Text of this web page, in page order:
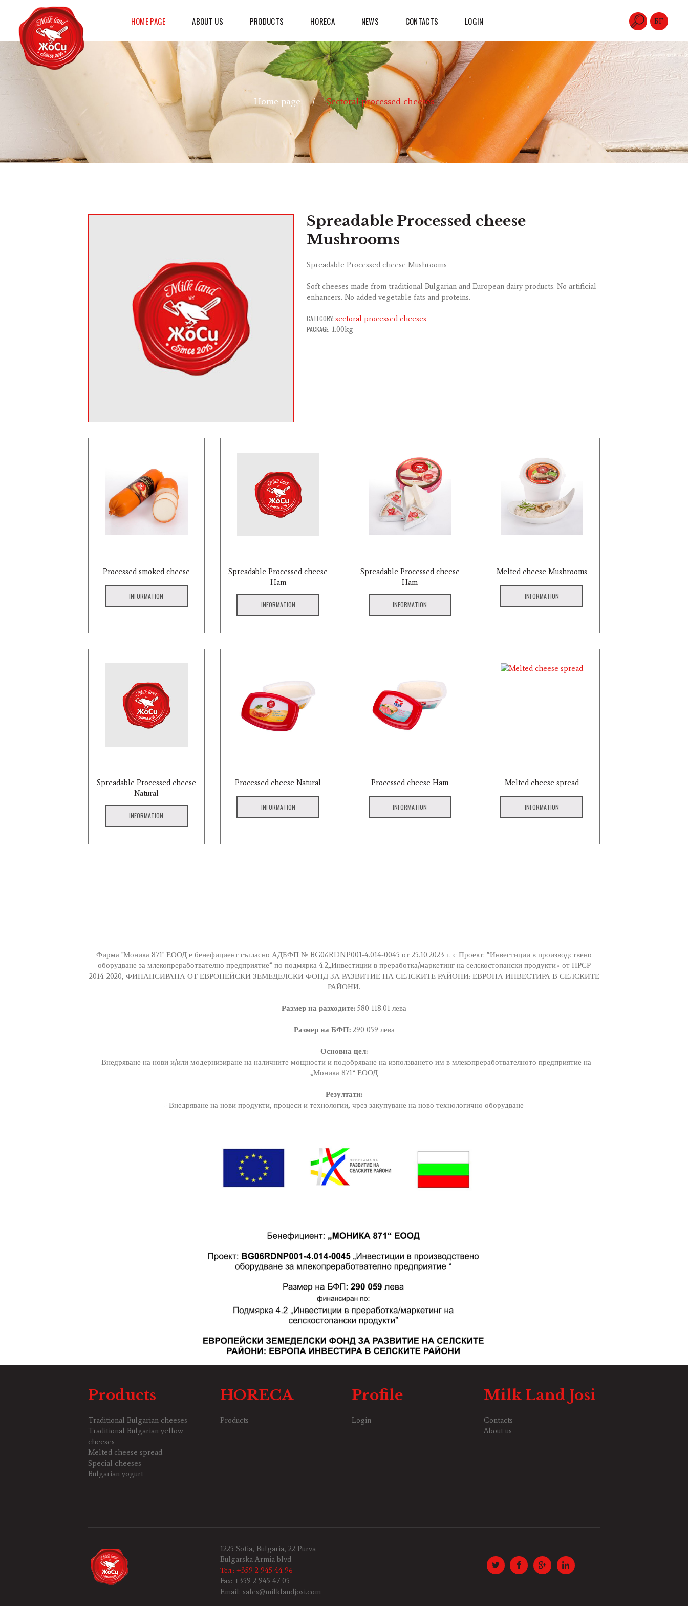
БГ
HOME PAGE ABOUT US PRODUCTS HORECA NEWS CONTACTS LOGIN
Home page Sectoral processed cheeses
Spreadable Processed cheese
Mushrooms
Spreadable Processed cheese Mushrooms
Soft cheeses made from traditional Bulgarian and European dairy products. No artificial
enhancers. No added vegetable fats and proteins.
CATEGORY: sectoral processed cheeses
PACKAGE: 1.00kg
Processed smoked cheese
INFORMATION
Spreadable Processed cheese
Ham
INFORMATION
Spreadable Processed cheese
Ham
INFORMATION
Melted cheese Mushrooms
INFORMATION
Spreadable Processed cheese
Natural
INFORMATION
Processed cheese Natural
INFORMATION
Processed cheese Ham
INFORMATION
Melted cheese spread
INFORMATION
Фирма "Моника 871" ЕООД е бенефициент съгласно АДБФП № BG06RDNP001-4.014-0045 от 25.10.2023 г. с Проект: “Инвестиции в производствено
оборудване за млекопреработвателно предприятие“ по подмярка 4.2„Инвестиции в преработка/маркетинг на селскостопански продукти» от ПРСР
2014-2020, ФИНАНСИРАНА ОТ ЕВРОПЕЙСКИ ЗЕМЕДЕЛСКИ ФОНД ЗА РАЗВИТИЕ НА СЕЛСКИТЕ РАЙОНИ: ЕВРОПА ИНВЕСТИРА В СЕЛСКИТЕ
РАЙОНИ.
Размер на разходите: 580 118.01 лева
Размер на БФП:290 059 лева
Основна цел:
- Внедряване на нови и/или модернизиране на наличните мощности и подобряване на използването им в млекопреработвателното предприятие на
„Моника 871“ ЕООД
Резултати:
- Внедряване на нови продукти, процеси и технологии, чрез закупуване на ново технологично оборудване
Products
Traditional Bulgarian cheeses
Traditional Bulgarian yellow
cheeses
Melted cheese spread
Special cheeses
Bulgarian yogurt
HORECA
Products
Profile
Login
Milk Land Josi
Contacts
About us
1225 Sofia, Bulgaria, 22 Purva
Bulgarska Armia blvd
Тел.: +359 2 945 44 96
Fax: +359 2 945 47 05
Email: sales@milklandjosi.com